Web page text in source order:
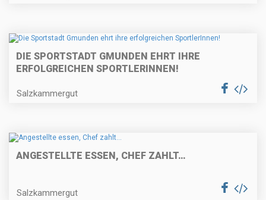
DIE SPORTSTADT GMUNDEN EHRT IHRE
ERFOLGREICHEN SPORTLERINNEN!
Salzkammergut
ANGESTELLTE ESSEN, CHEF ZAHLT…
Salzkammergut